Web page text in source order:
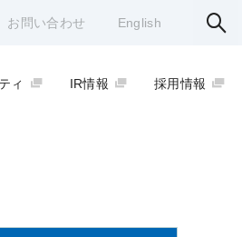
お問い合わせ English
ィ IR情報 採用情報